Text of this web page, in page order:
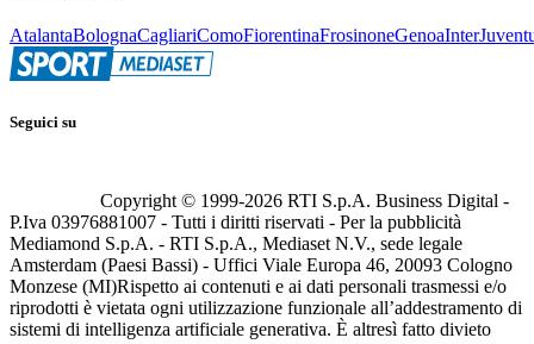
AtalantaBolognaCagliariComoFiorentinaFrosinoneGenoaInter
Seguici su
Copyright © 1999-2026 RTI S.p.A. Business Digital -
P.Iva 03976881007 - Tutti i diritti riservati - Per la pubblicità
Mediamond S.p.A. - RTI S.p.A., Mediaset N.V., sede legale
Amsterdam (Paesi Bassi) - Uffici Viale Europa 46, 20093 Cologno
Monzese (MI)Rispetto ai contenuti e ai dati personali trasmessi e/o
riprodotti è vietata ogni utilizzazione funzionale all’addestramento di
sistemi di intelligenza artificiale generativa. È altresì fatto divieto